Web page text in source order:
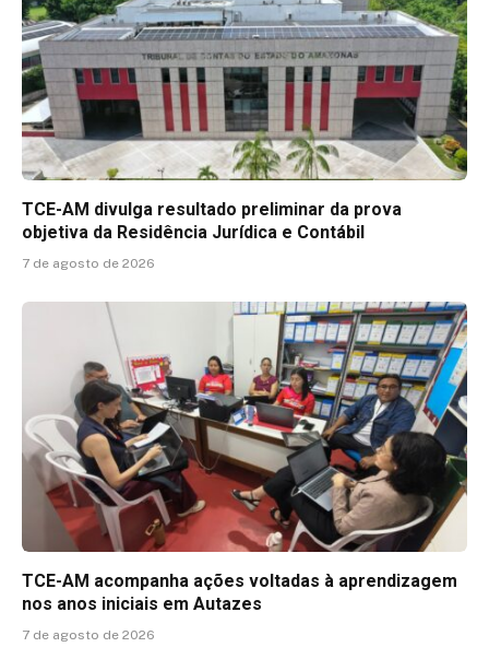
TCE-AM divulga resultado preliminar da prova
objetiva da Residência Jurídica e Contábil
7 de agosto de 2026
TCE-AM acompanha ações voltadas à aprendizagem
nos anos iniciais em Autazes
7 de agosto de 2026